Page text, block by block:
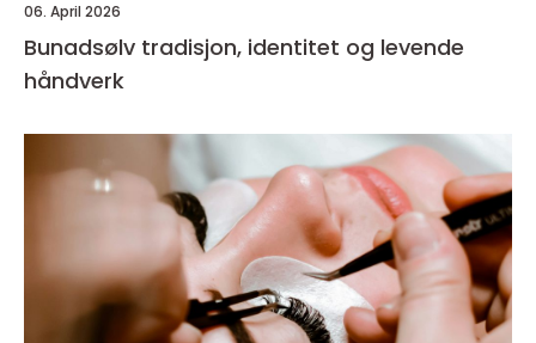
06. April 2026
Bunadsølv tradisjon, identitet og levende
håndverk